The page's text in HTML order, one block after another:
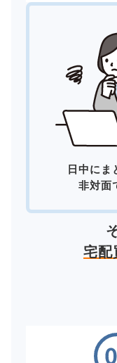
日中にま
非対面
宅配